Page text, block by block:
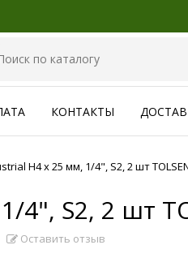
КОНТАКТЫ
H4 x 25 мм, 1/4", S2, 2 шт
S2, 2 шт
Оставить отзыв